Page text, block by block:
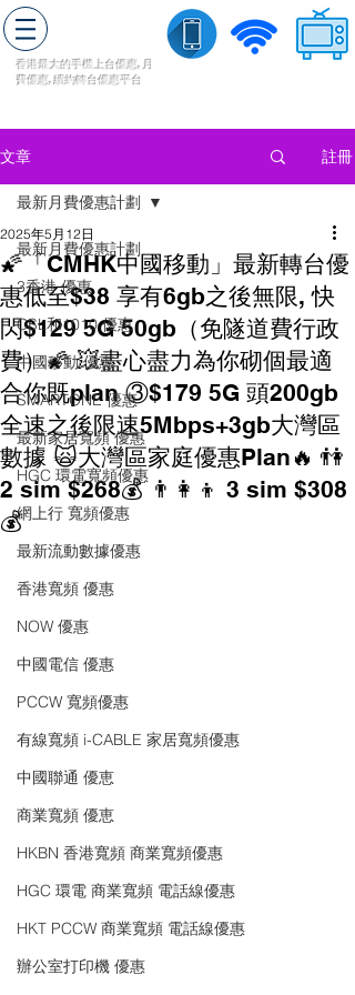
香港最大的手機上台優惠, 月
費優惠,續約轉台優惠平台
文章 註冊
最新月費優惠計劃
3香港 優惠
CSL和1010 優惠
中國移動 優惠
SMARTONE 優惠
最新家居寬頻 優惠
HGC 環電寬頻優惠
網上行 寬頻優惠
最新流動數據優惠
香港寬頻 優惠
NOW 優惠
中國電信 優惠
PCCW 寬頻優惠
有線寬頻 i-CABLE 家居寬頻優惠
中國聯通 優恵
商業寬頻 優恵
HKBN 香港寬頻 商業寬頻優惠
HGC 環電 商業寬頻 電話線優惠
HKT PCCW 商業寬頻 電話線優惠
辦公室打印機 優惠
最新月費優惠計劃
🌠「CMHK中國移動」最新轉台優
惠低至$38 享有6gb之後無限, 快
閃$129 5G 50gb（免隧道費行政
費）🌠 💥盡心盡力為你砌個最適
合你既plan ③$179 5G 頭200gb
全速之後限速5Mbps+3gb大灣區
數據 🙀大灣區家庭優惠Plan🔥 👫️
2 sim $268💰 👨‍👩‍👦️ 3 sim $308
💰
2025年5月12日